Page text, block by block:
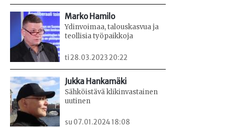
Marko Hamilo
Ydinvoimaa, talouskasvua ja
teollisia työpaikkoja
ti 28.03.2023 20:22
Jukka Hankamäki
Sähköistävä klikinvastainen
uutinen
su 07.01.2024 18:08